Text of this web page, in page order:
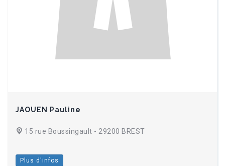
JAOUEN Pauline
15 rue Boussingault - 29200 BREST
Plus d'infos